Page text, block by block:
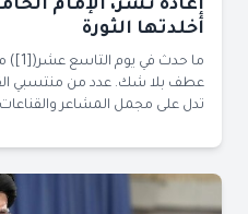
إعادة نشر، الإمام
أخلدتها الثورة
عطف بلا شك. عدد من منتسبي القوة
تدل على مجمل المشاعر